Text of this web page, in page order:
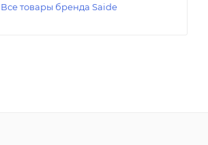
Все товары бренда Saide